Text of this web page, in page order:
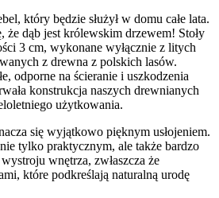
który będzie służył w domu całe lata.
że dąb jest królewskim drzewem! Stoły
3 cm, wykonane wyłącznie z litych
z drewna z polskich lasów.
odporne na ścieranie i uszkodzenia
konstrukcja naszych drewnianych
użytkowania.
się wyjątkowo pięknym usłojeniem.
tylko praktycznym, ale także bardzo
wnętrza, zwłaszcza że
które podkreślają naturalną urodę